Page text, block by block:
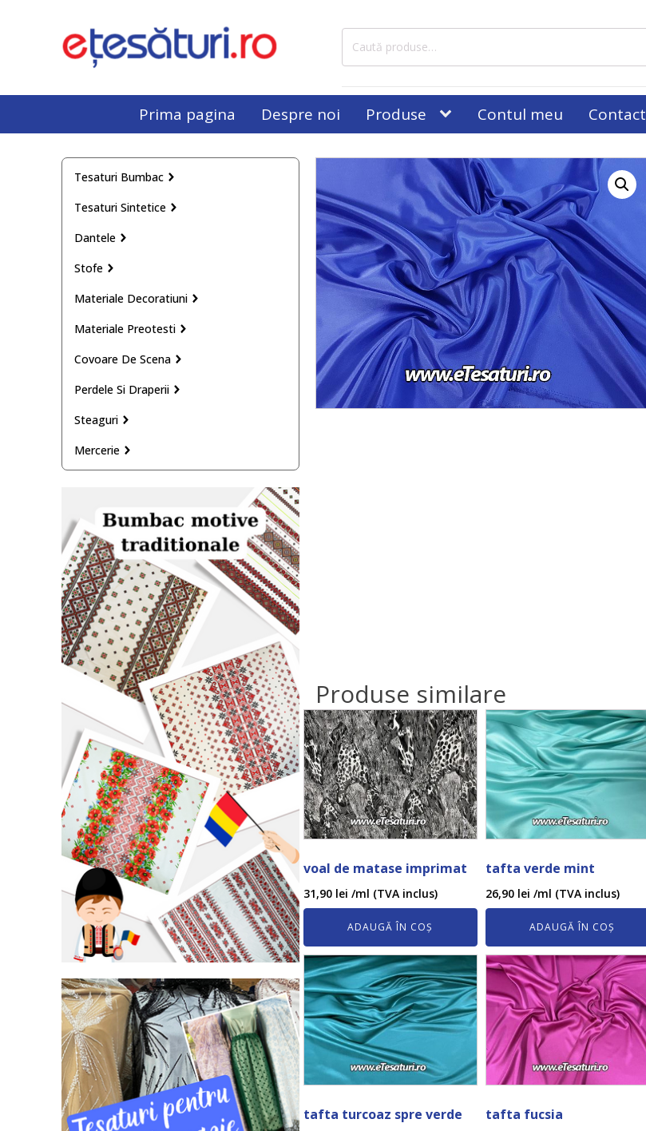
Caută
Prima pagina Despre noi Produse Contul meu Contact
Tesaturi Bumbac
Tesaturi Sintetice
Dantele
Stofe
Materiale Decoratiuni
Materiale Preotesti
Covoare De Scena
Perdele Si Draperii
Steaguri
Mercerie
Produse similare
voal de matase imprimat
31,90 lei /ml (TVA inclus)
ADAUGĂ ÎN COȘ
tafta verde mint
26,90 lei /ml (TVA inclus)
ADAUGĂ ÎN COȘ
tafta turcoaz spre verde tafta fucsia